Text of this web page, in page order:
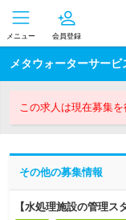
メニュー 会員登録
メタウォーターサービ
この求人は現在募集を
その他の募集情報
【水処理施設の管理